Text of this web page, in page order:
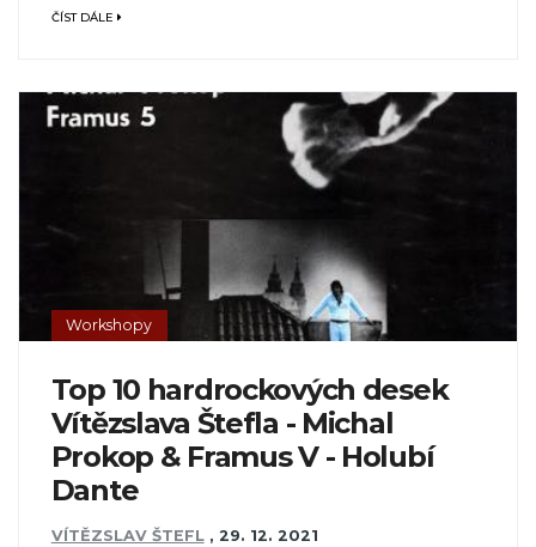
ČÍST DÁLE
Workshopy
Top 10 hardrockových desek
Vítězslava Štefla - Michal
Prokop & Framus V - Holubí
Dante
VÍTĚZSLAV ŠTEFL , 29. 12. 2021